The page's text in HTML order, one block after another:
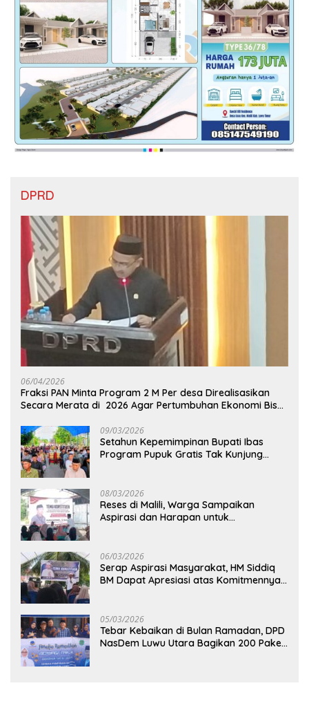
DPRD
06/04/2026
Fraksi PAN Minta Program 2 M Per desa Direalisasikan
Secara Merata di 2026 Agar Pertumbuhan Ekonomi Bisa
09/03/2026
Setahun Kepemimpinan Bupati Ibas
Program Pupuk Gratis Tak Kunjung
08/03/2026
Reses di Malili, Warga Sampaikan
Aspirasi dan Harapan untuk
06/03/2026
Serap Aspirasi Masyarakat, HM Siddiq
BM Dapat Apresiasi atas Komitmennya
05/03/2026
Tebar Kebaikan di Bulan Ramadan, DPD
NasDem Luwu Utara Bagikan 200 Paket